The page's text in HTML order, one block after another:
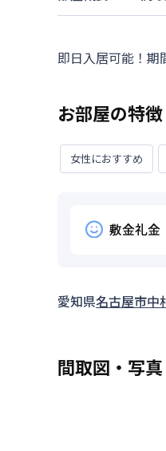
即日入居可能！期
お部屋の特徴
女性におすすめ
敷金礼金
愛知県名古屋市中
間取図・写真